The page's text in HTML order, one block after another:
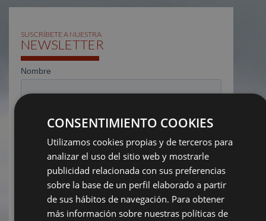
SUSCRÍBETE A NUESTRA
NEWSLETTER
CONSENTIMIENTO COOKIES
Utilizamos cookies propias y de terceros para
analizar el uso del sitio web y mostrarle
publicidad relacionada con sus preferencias
sobre la base de un perfil elaborado a partir
de sus hábitos de navegación. Para obtener
más información sobre nuestras políticas de